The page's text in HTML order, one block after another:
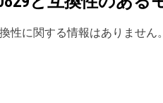
性に関する情報はありません